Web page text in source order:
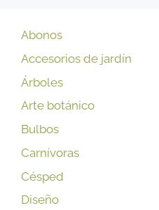
Abonos
Accesorios de jardín
Árboles
Arte botánico
Bulbos
Carnívoras
Césped
Diseño